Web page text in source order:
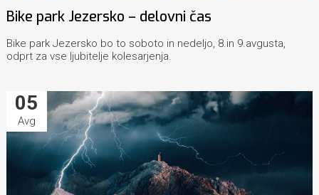
Bike park Jezersko – delovni čas
Bike park Jezersko bo to soboto in nedeljo, 8.in 9.avgusta,
odprt za vse ljubitelje kolesarjenja.
05
Avg